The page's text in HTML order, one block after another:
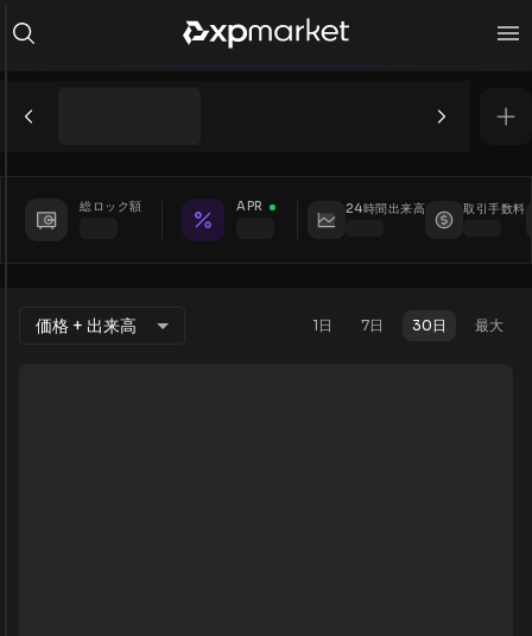
総ロック額 APR 24時間出来高 取引手数料
価格 + 出来高 1日 7日 30日 最大